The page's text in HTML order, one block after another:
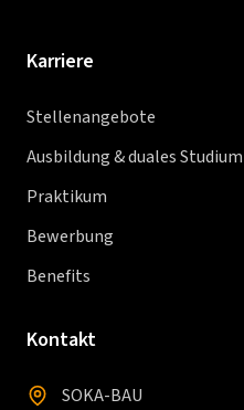
Karriere
Stellenangebote
Ausbildung & duales Studium
Praktikum
Bewerbung
Benefits
Kontakt
SOKA-BAU